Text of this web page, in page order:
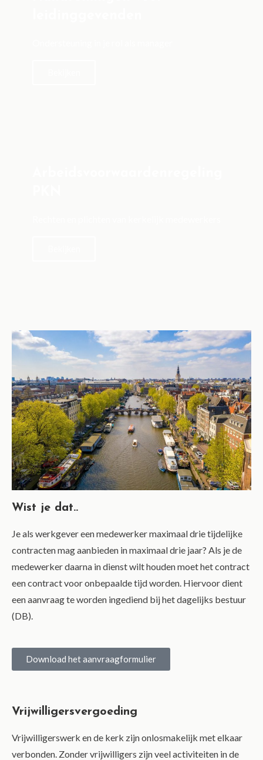
Wist je dat..
Je als werkgever een medewerker maximaal drie tijdelijke
contracten mag aanbieden in maximaal drie jaar? Als je de
medewerker daarna in dienst wilt houden moet het contract
een contract voor onbepaalde tijd worden. Hiervoor dient
een aanvraag te worden ingediend bij het dagelijks bestuur
(DB).
Download het aanvraagformulier
Vrijwilligersvergoeding
Vrijwilligerswerk en de kerk zijn onlosmakelijk met elkaar
verbonden. Zonder vrijwilligers zijn veel activiteiten in de